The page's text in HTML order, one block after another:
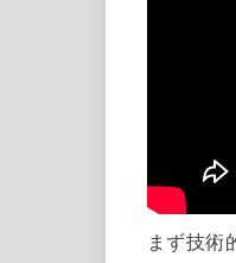
まず技術